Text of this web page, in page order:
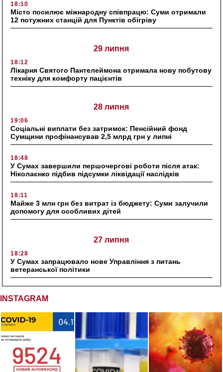
18:10
Місто посилює міжнародну співпрацю: Суми отримали
12 потужних станцій для Пунктів обігріву
29 липня
18:12
Лікарня Святого Пантелеймона отримала нову побутову
техніку для комфорту пацієнтів
28 липня
19:06
Соціальні виплати без затримок: Пенсійний фонд
Сумщини профінансував 2,5 млрд грн у липні
18:48
У Сумах завершили першочергові роботи після атак:
Ніколаєнко підбив підсумки ліквідації наслідків
18:11
Майже 3 млн грн без витрат із бюджету: Суми залучили
допомогу для особливих дітей
27 липня
18:28
У Сумах запрацювало нове Управління з питань
ветеранської політики
INSTAGRAM